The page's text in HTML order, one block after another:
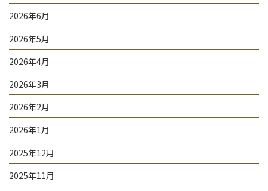
2026年6月
2026年5月
2026年4月
2026年3月
2026年2月
2026年1月
2025年12月
2025年11月